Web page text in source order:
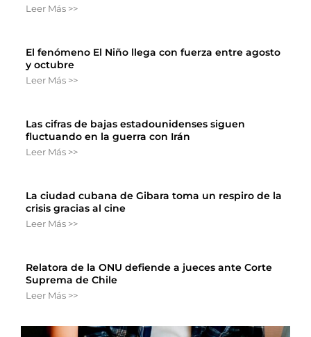
Leer Más >>
El fenómeno El Niño llega con fuerza entre agosto
y octubre
Leer Más >>
Las cifras de bajas estadounidenses siguen
fluctuando en la guerra con Irán
Leer Más >>
La ciudad cubana de Gibara toma un respiro de la
crisis gracias al cine
Leer Más >>
Relatora de la ONU defiende a jueces ante Corte
Suprema de Chile
Leer Más >>